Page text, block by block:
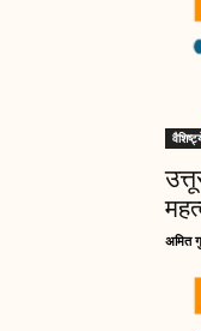
अमित